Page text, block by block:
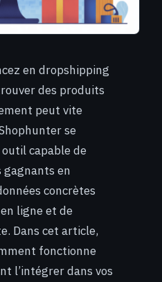
en dropshipping
des produits
peut vite
se
capable de
en
concrètes
ligne et de
Dans cet article,
fonctionne
l’intégrer dans vos